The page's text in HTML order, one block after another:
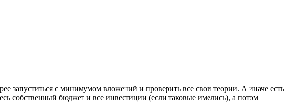
запуститься с минимумом вложений и проверить все свои теории. А иначе есть
собственный бюджет и все инвестиции (если таковые имелись), а потом